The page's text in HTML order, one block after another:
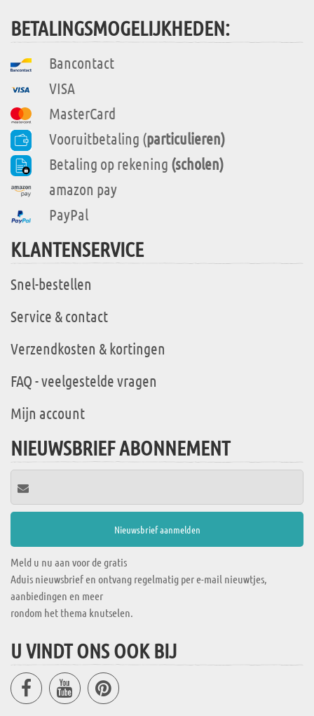
BETALINGSMOGELIJKHEDEN:
Bancontact
VISA
MasterCard
Vooruitbetaling (particulieren)
Betaling op rekening (scholen)
amazon pay
PayPal
KLANTENSERVICE
Snel-bestellen
Service & contact
Verzendkosten & kortingen
FAQ - veelgestelde vragen
Mijn account
NIEUWSBRIEF ABONNEMENT
Meld u nu aan voor de gratis
Aduis nieuwsbrief en ontvang regelmatig per e-mail nieuwtjes,
aanbiedingen en meer
rondom het thema knutselen.
U VINDT ONS OOK BIJ